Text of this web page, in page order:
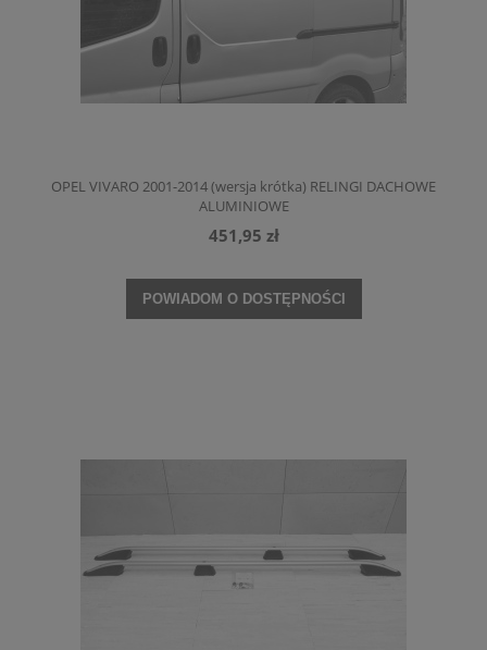
OPEL VIVARO 2001-2014 (wersja krótka) RELINGI DACHOWE
ALUMINIOWE
451,95 zł
POWIADOM O DOSTĘPNOŚCI